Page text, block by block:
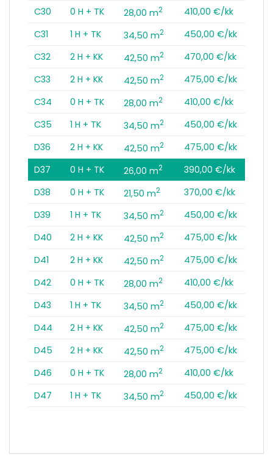
C30
0 H + TK 28,00 m2
410,00 €/kk
C31
1 H + TK 34,50 m2
450,00 €/kk
C32
2 H + KK 42,50 m2
470,00 €/kk
C33
2 H + KK 42,50 m2
475,00 €/kk
C34
0 H + TK 28,00 m2
410,00 €/kk
C35
1 H + TK 34,50 m2
450,00 €/kk
D36
2 H + KK 42,50 m2
475,00 €/kk
D37
0 H + TK 26,00 m2
390,00 €/kk
D38
0 H + TK 21,50 m2
370,00 €/kk
D39
1 H + TK 34,50 m2
450,00 €/kk
D40
2 H + KK 42,50 m2
475,00 €/kk
D41
2 H + KK 42,50 m2
475,00 €/kk
D42
0 H + TK 28,00 m2
410,00 €/kk
D43
1 H + TK 34,50 m2
450,00 €/kk
D44
2 H + KK 42,50 m2
475,00 €/kk
D45
2 H + KK 42,50 m2
475,00 €/kk
D46
0 H + TK 28,00 m2
410,00 €/kk
D47
1 H + TK 34,50 m2 450,00 €/kk